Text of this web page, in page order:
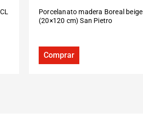
Porcelanato madera Boreal beige
(20×120 cm) San Pietro
Comprar